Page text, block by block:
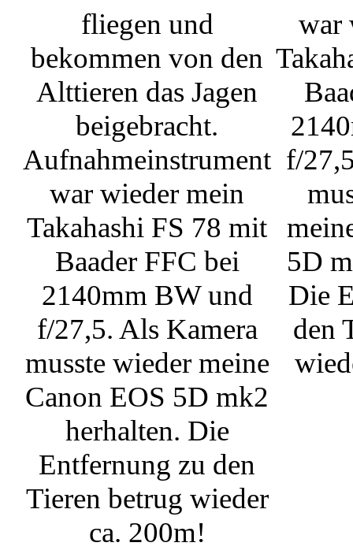
fliegen und
bekommen von den
Alttieren das Jagen
beigebracht.
Aufnahmeinstrument
war wieder mein
Takahashi FS 78 mit
Baader FFC bei
2140mm BW und
f/27,5. Als Kamera
musste wieder meine
Canon EOS 5D mk2
herhalten. Die
Entfernung zu den
Tieren betrug wieder
ca. 200m!
war
f/
5D
Die
den